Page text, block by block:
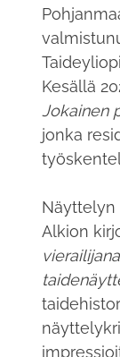
Kesällä
Jokainen
jonka
Näyttelyn
Alkion